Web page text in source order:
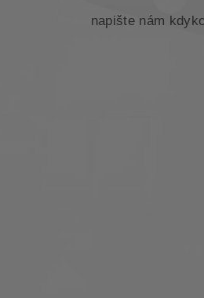
napište nám